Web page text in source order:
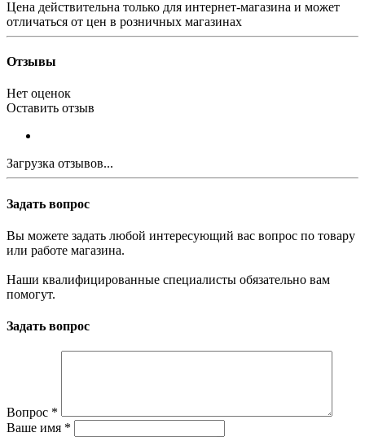
Цена действительна только для интернет-магазина и может
отличаться от цен в розничных магазинах
Отзывы
Нет оценок
Оставить отзыв
Загрузка отзывов...
Задать вопрос
Вы можете задать любой интересующий вас вопрос по товару
или работе магазина.
Наши квалифицированные специалисты обязательно вам
помогут.
Задать вопрос
Вопрос *
Ваше имя *